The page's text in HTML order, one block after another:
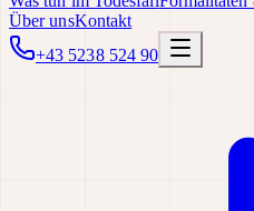
Über unsKontakt
+43 5238 524 90